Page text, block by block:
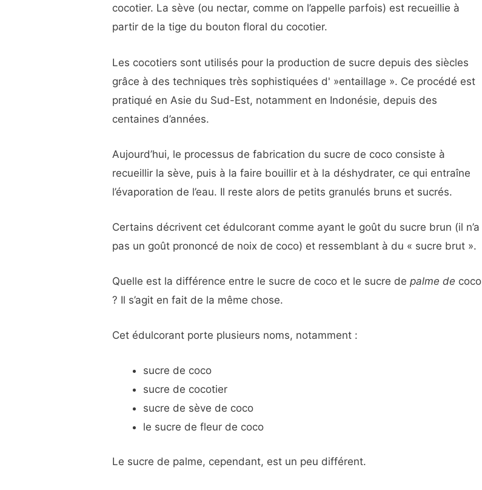
cocotier. La sève (ou nectar, comme on l’appelle parfois) est recueillie à
partir de la tige du bouton floral du cocotier.
Les cocotiers sont utilisés pour la production de sucre depuis des siècles
grâce à des techniques très sophistiquées d' »entaillage ». Ce procédé est
pratiqué en Asie du Sud-Est, notamment en Indonésie, depuis des
centaines d’années.
Aujourd’hui, le processus de fabrication du sucre de coco consiste à
recueillir la sève, puis à la faire bouillir et à la déshydrater, ce qui entraîne
l’évaporation de l’eau. Il reste alors de petits granulés bruns et sucrés.
Certains décrivent cet édulcorant comme ayant le goût du sucre brun (il n’a
pas un goût prononcé de noix de coco) et ressemblant à du « sucre brut ».
Quelle est la différence entre le sucre de coco et le sucre de palme de coco
? Il s’agit en fait de la même chose.
Cet édulcorant porte plusieurs noms, notamment :
sucre de coco
sucre de cocotier
sucre de sève de coco
le sucre de fleur de coco
Le sucre de palme, cependant, est un peu différent.